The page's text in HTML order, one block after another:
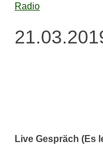
Radio
Live Gespräch (Es